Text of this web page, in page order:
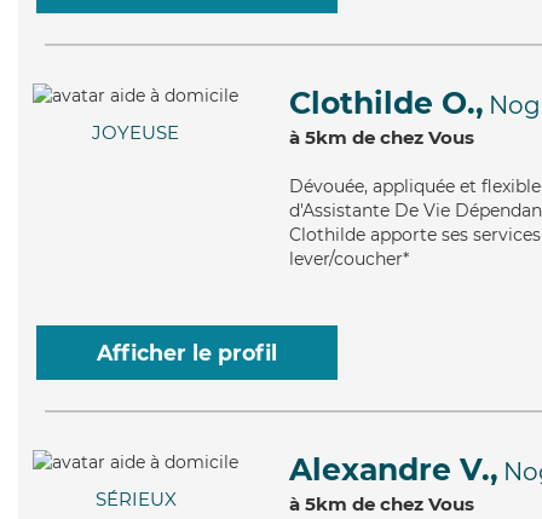
JOYEUSE
Clothilde O.,
à 5km de chez Vous
Dévouée, appliquée et
d'Assistante De Vie
Clothilde apporte ses
lever/coucher*
Afficher le profil
SÉRIEUX
Alexandre V.,
à 5km de chez Vous